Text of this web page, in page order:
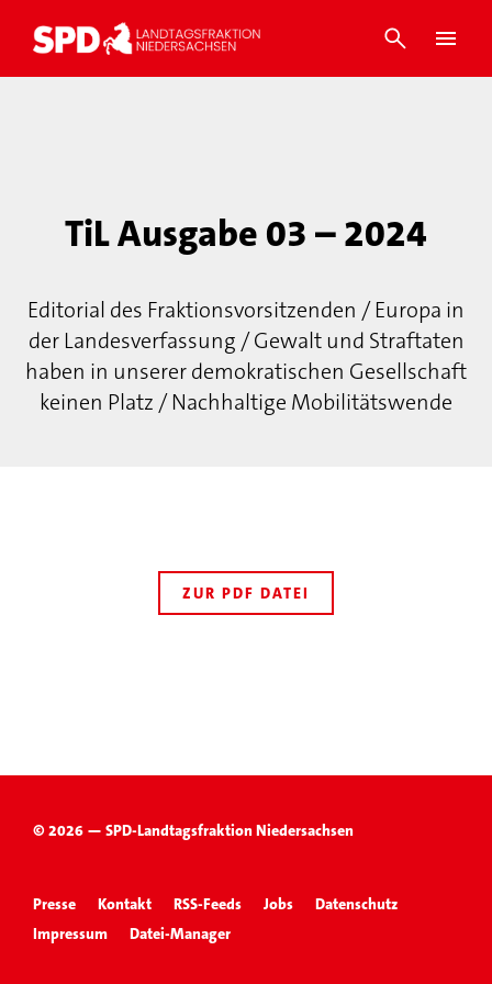
TiL Ausgabe 03 – 2024
Editorial des Fraktionsvorsitzenden / Europa in
der Landesverfassung / Gewalt und Straftaten
haben in unserer demokratischen Gesellschaft
keinen Platz / Nachhaltige Mobilitätswende
ZUR PDF DATEI
© 2026 — SPD-Landtagsfraktion Niedersachsen
Presse Kontakt RSS-Feeds Jobs
Datenschutz
Impressum
Datei-Manager